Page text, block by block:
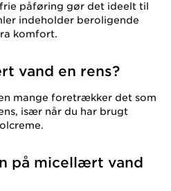
påføring gør det ideelt til
indeholder beroligende
komfort.
vand en rens?
mange foretrækker det som
især når du har brugt
på micellært vand